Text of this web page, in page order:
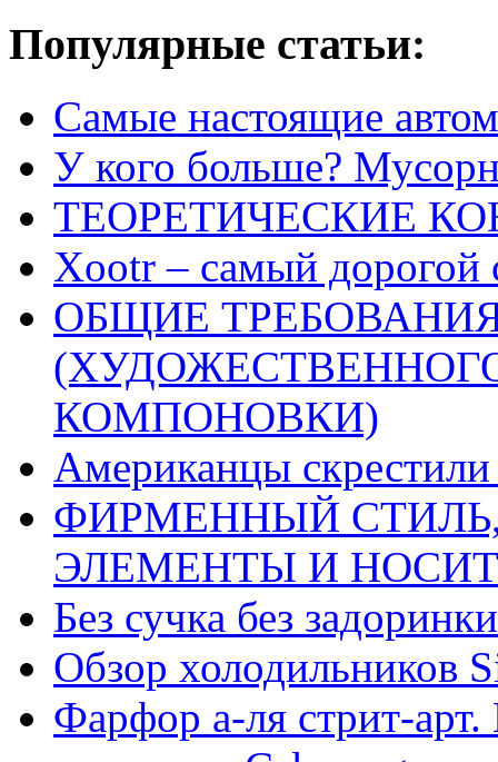
Популярные статьи:
Самые настоящие
У кого больше?
ТЕОРЕТИЧЕСКИЕ
Xootr – самый дорогой
ОБЩИЕ
КОМПОНОВКИ)
Американцы
ФИРМЕННЫЙ
ЭЛЕМЕНТЫ И
Без сучка без
Обзор холодильников
Фарфор а-ля стрит-